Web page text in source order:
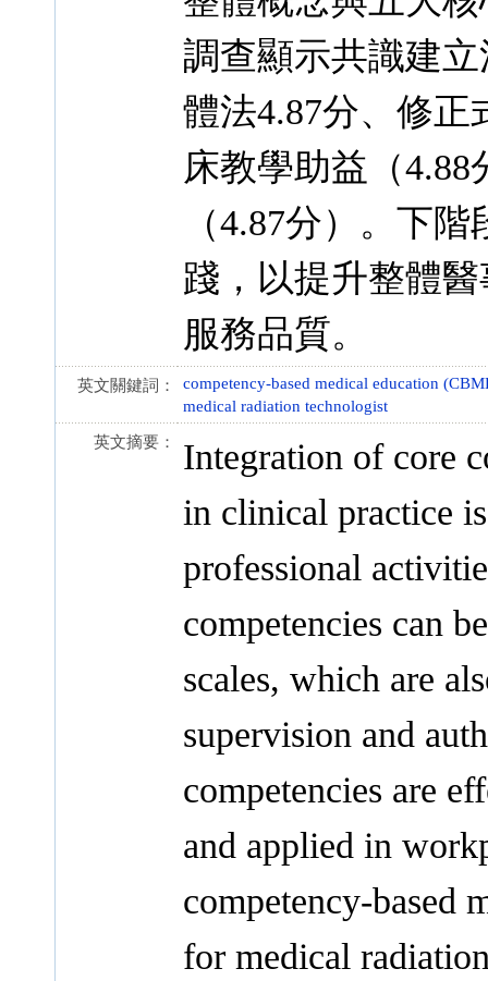
調查顯示共識建
體法4.87分、修正
床教學助益（
（4.87分）。下
踐，以提升整體
服務品質。
英文關鍵詞：
competency-based medical education
medical radiation technologist
英文摘要：
Integration of core
in clinical practice
professional
competencies can
scales, which are
supervision and
competencies are
and applied in
competency-based
for medical